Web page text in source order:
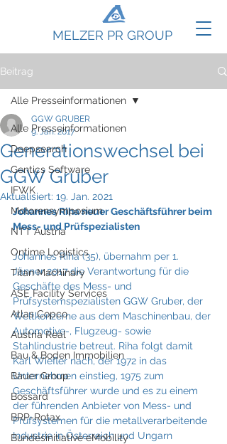
MELZER PR GROUP
Beitrag
Alle Presseinformationen
Deepsearch
Gentics Software
IFWK
Motorensymposium
NTT Austria
Ontime Logistics
Titan Machinary
ASE Facility Services
Atlas Copco
Austria Real
Bau & Boden Immobilien
Bauer Group
Bossard
BRP-Rotax
Bundesinitiative eMobility
Alle Presseinformationen
Generationswechsel bei
GGW Gruber
GGW GRUBER
9. Jan. 2017
Aktualisiert: 19. Jan. 2021
Johannes Riha neuer Geschäftsführer beim
Mess- und Prüfspezialisten
Johannes Riha (35), übernahm per 1.
Jänner 2017 die Verantwortung für die
Geschäfte des Mess- und
Prüfsystemspezialisten GGW Gruber, der
Weltkonzerne aus dem Maschinenbau, der
Automotive-, Flugzeug- sowie
Stahlindustrie betreut. Riha folgt damit
Karl Wiefler nach, der 1972 in das
Unternehmen einstieg, 1975 zum
Geschäftsführer wurde und es zu einem
der führenden Anbieter von Mess- und
Prüfsystemen für die metallverarbeitende
Industrie in Österreich und Ungarn